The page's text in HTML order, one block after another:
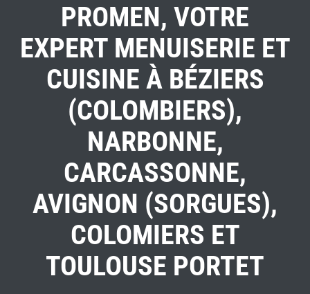
PROMEN, VOTRE
EXPERT MENUISERIE ET
CUISINE À BÉZIERS
(COLOMBIERS),
NARBONNE,
CARCASSONNE,
AVIGNON (SORGUES),
COLOMIERS ET
TOULOUSE PORTET